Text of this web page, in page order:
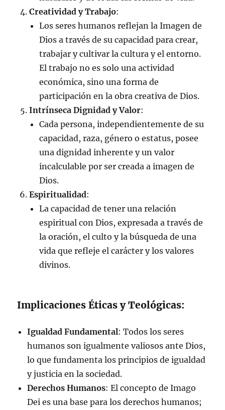
Creatividad y Trabajo:
Los seres humanos reflejan la Imagen de
Dios a través de su capacidad para crear,
trabajar y cultivar la cultura y el entorno.
El trabajo no es solo una actividad
económica, sino una forma de
participación en la obra creativa de Dios.
Intrínseca Dignidad y Valor:
Cada persona, independientemente de su
capacidad, raza, género o estatus, posee
una dignidad inherente y un valor
incalculable por ser creada a imagen de
Dios.
Espiritualidad:
La capacidad de tener una relación
espiritual con Dios, expresada a través de
la oración, el culto y la búsqueda de una
vida que refleje el carácter y los valores
divinos.
Implicaciones Éticas y Teológicas:
Igualdad Fundamental: Todos los seres
humanos son igualmente valiosos ante Dios,
lo que fundamenta los principios de igualdad
y justicia en la sociedad.
Derechos Humanos: El concepto de Imago
Dei es una base para los derechos humanos;